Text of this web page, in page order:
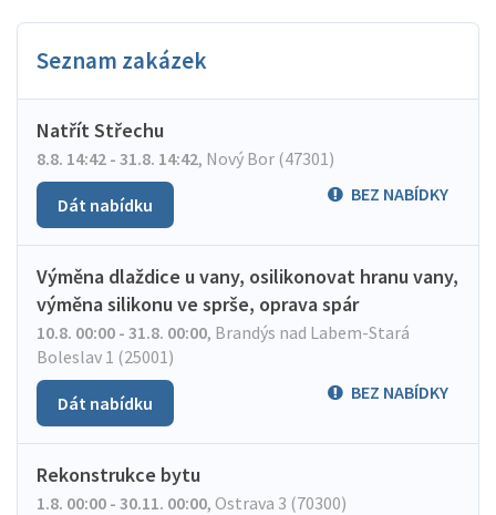
Seznam zakázek
Natřít Střechu
8.8. 14:42 - 31.8. 14:42, Nový Bor (47301)
BEZ NABÍDKY
Dát nabídku
Výměna dlaždice u vany, osilikonovat hranu vany,
výměna silikonu ve sprše, oprava spár
10.8. 00:00 - 31.8. 00:00, Brandýs nad Labem-Stará
Boleslav 1 (25001)
BEZ NABÍDKY
Dát nabídku
Rekonstrukce bytu
1.8. 00:00 - 30.11. 00:00, Ostrava 3 (70300)